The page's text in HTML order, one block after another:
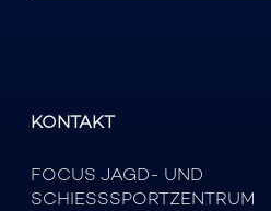
KONTAKT
FOCUS JAGD- UND
SCHIESSSPORTZENTRUM